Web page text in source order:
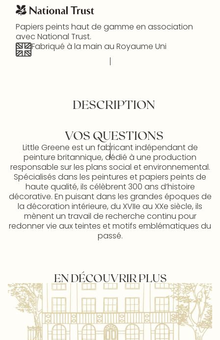
Papiers peints haut de gamme en association
avec National Trust.
Fabriqué à la main au Royaume Uni
DESCRIPTION
VOS QUESTIONS
Little Greene est un fabricant indépendant de
peinture britannique, dédié à une production
responsable sur les plans social et environnemental.
Spécialisés dans les peintures et papiers peints de
haute qualité, ils célèbrent 300 ans d’histoire
décorative. En puisant dans les grandes époques de
la décoration intérieure, du XVIIe au XXe siècle, ils
mènent un travail de recherche continu pour
redonner vie aux teintes et motifs emblématiques du
passé.
EN DÉCOUVRIR PLUS